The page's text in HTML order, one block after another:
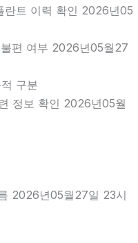
란트 이력 확인 2026년05
편 여부 2026년05월27
구분
정보 확인 2026년05월
2026년05월27일 23시